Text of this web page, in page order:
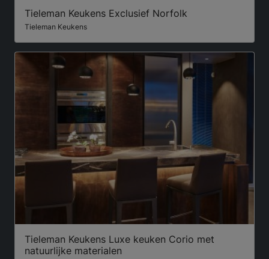
Tieleman Keukens Exclusief Norfolk
Tieleman Keukens
Tieleman Keukens Luxe keuken Corio met
natuurlijke materialen